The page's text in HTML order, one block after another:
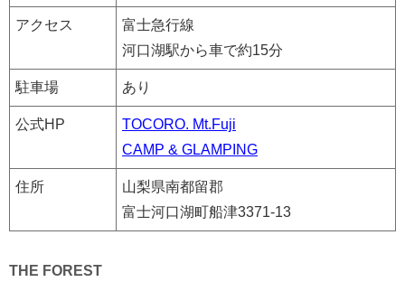
アクセス
富士急行線
河口湖駅から車で約15分
駐車場 あり
公式HP
TOCORO. Mt.Fuji
CAMP & GLAMPING
住所
山梨県南都留郡
富士河口湖町船津3371-13
THE FOREST